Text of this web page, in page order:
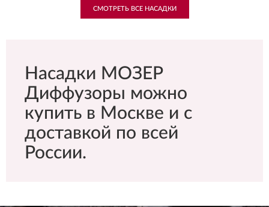
СМОТРЕТЬ ВСЕ НАСАДКИ
Насадки МОЗЕР
Диффузоры можно
купить в Москве и с
доставкой по всей
России.